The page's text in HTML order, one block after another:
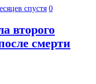
спустя 0
второго
смерти